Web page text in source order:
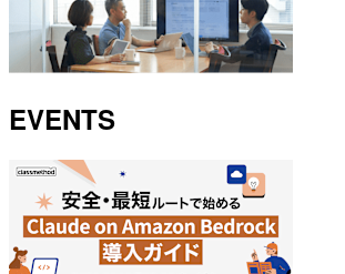
EVENTS